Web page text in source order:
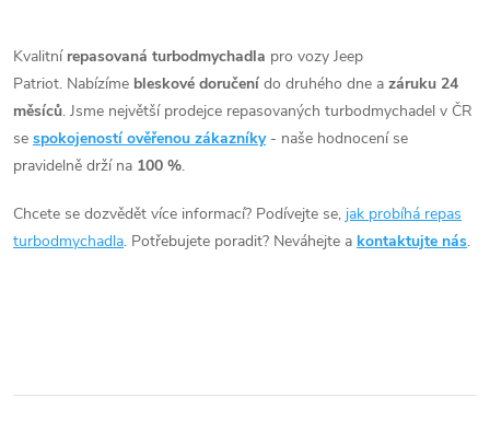
ů
ů
v
l
á
a
Kvalitní repasovaná turbodmychadla pro vozy Jeep
Patriot. Nabízíme bleskové doručení do druhého dne a záruku 24
měsíců. Jsme největší prodejce repasovaných turbodmychadel v ČR
se spokojeností ověřenou zákazníky - naše hodnocení se
pravidelně drží na 100 %.
Chcete se dozvědět více informací? Podívejte se, jak probíhá repas
turbodmychadla. Potřebujete poradit? Neváhejte a kontaktujte nás.